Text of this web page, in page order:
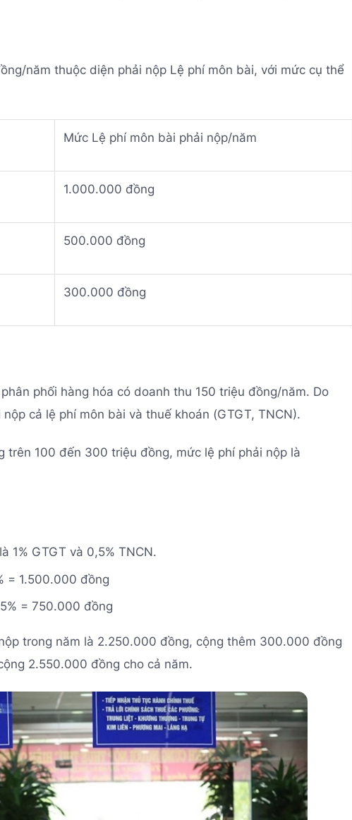
năm thuộc diện phải nộp Lệ phí môn bài, với mức cụ thể
Mức Lệ phí môn bài phải nộp/năm
1.000.000 đồng
500.000 đồng
300.000 đồng
phối hàng hóa có doanh thu 150 triệu đồng/năm. Do
cả lệ phí môn bài và thuế khoán (GTGT, TNCN).
trên 100 đến 300 triệu đồng, mức lệ phí phải nộp là
1% GTGT và 0,5% TNCN.
= 1.500.000 đồng
= 750.000 đồng
trong năm là 2.250.000 đồng, cộng thêm 300.000 đồng
2.550.000 đồng cho cả năm.